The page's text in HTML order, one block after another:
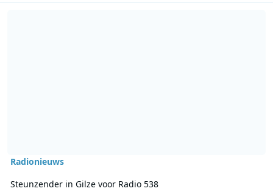
Radionieuws
Steunzender in Gilze voor Radio 538